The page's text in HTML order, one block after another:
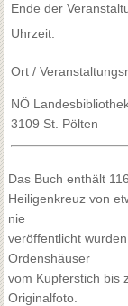
Ende der
Uhrzeit:
Ort /
NÖ
3109 St. Pölten
Das Buch enthält
Heiligenkreuz von
nie
veröffentlicht
Ordenshäuser
vom Kupferstich bis
Originalfoto.